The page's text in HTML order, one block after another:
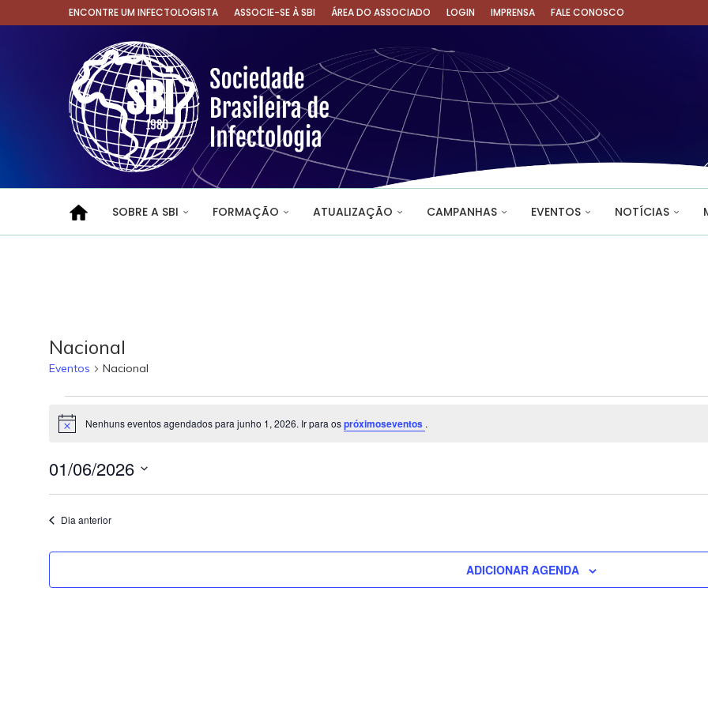
ENCONTRE UM INFECTOLOGISTA ASSOCIE-SE À SBI ÁREA DO ASSOCIADO LOGIN IMPRENSA FALE CONOSCO
SOBRE A SBI FORMAÇÃO ATUALIZAÇÃO CAMPANHAS EVENTOS NOTÍCIAS
Nacional
Eventos Nacional
Notice Nenhuns eventos agendados para junho 1, 2026. Ir para ospróximoseventos .
01/06/2026
data.Dia anterior
ADICIONAR AGENDA